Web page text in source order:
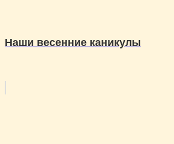
Наши весенние каникулы